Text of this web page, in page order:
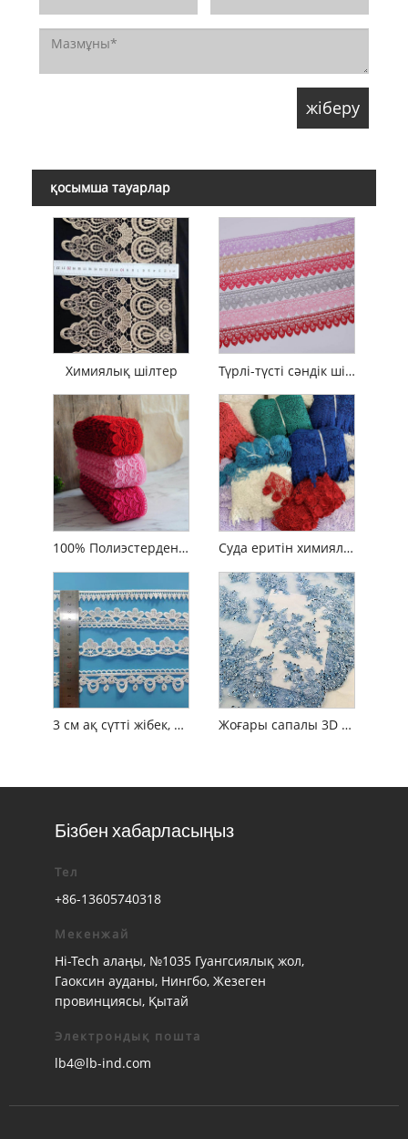
қосымша тауарлар
Химиялық шілтер Түрлі-түсті сәндік шілтер
100% Полиэстерден жасалған суда еритін француз түстері бар кесте гипюр шілтері Суда еритін химиялық полиэстерден жасалған шілтер
3 см ақ сүтті жібек, полиэфирлі суда еритін кесте шілтерлері Жоғары сапалы 3D флоральды моншақталған тоқыма кестесі Матиналды матаны безендіру
Бізбен хабарласыңыз
Тел
+86-13605740318
Мекенжай
Hi-Tech алаңы, №1035 Гуангсиялық жол,
Гаоксин ауданы, Нингбо, Жезеген
провинциясы, Қытай
Электрондық пошта
lb4@lb-ind.com